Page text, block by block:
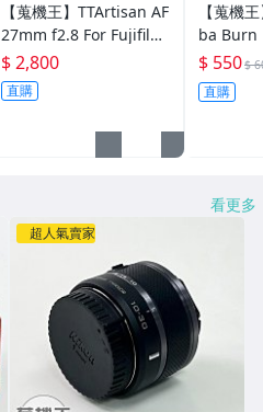
【蒐機王】TTArtisan AF
27mm f2.8 For Fujifilm
X-Mount 定焦鏡【可用
舊3C折抵購買】E1209-S
$ 2,800
直購
【蒐機
ba Burn
舞蹈健
五送一
購買】
$ 550$
直購
看更多
超人氣賣家